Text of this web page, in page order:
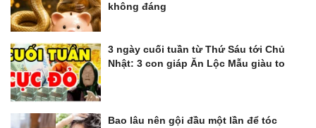
không đáng
3 ngày cuối tuần từ Thứ Sáu tới Chủ
Nhật: 3 con giáp Ăn Lộc Mẫu giàu to
Bao lâu nên gội đầu một lần để tóc